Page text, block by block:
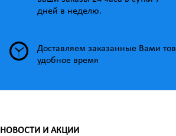
дней в неделю.
Доставляем заказанные Вами
удобное время
НОВОСТИ И АКЦИИ